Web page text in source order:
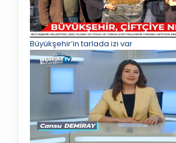
Büyükşehir’in tarlada izi var